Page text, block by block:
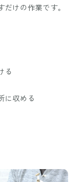
けの作業です。
る
に収める